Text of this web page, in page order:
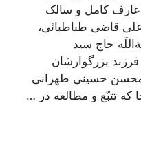
عارف کامل و سالک
قاضی طباطبائی،
حاج سید
بزرگوارشان
حسینی طهرانی
که تتبّع و مطالعه در …